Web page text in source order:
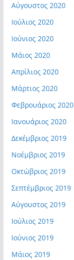
Αύγουστος 2020
Ιούλιος 2020
Ιούνιος 2020
Μάιος 2020
Απρίλιος 2020
Μάρτιος 2020
Φεβρουάριος 2020
Ιανουάριος 2020
Δεκέμβριος 2019
Νοέμβριος 2019
Οκτώβριος 2019
Σεπτέμβριος 2019
Αύγουστος 2019
Ιούλιος 2019
Ιούνιος 2019
Μάιος 2019